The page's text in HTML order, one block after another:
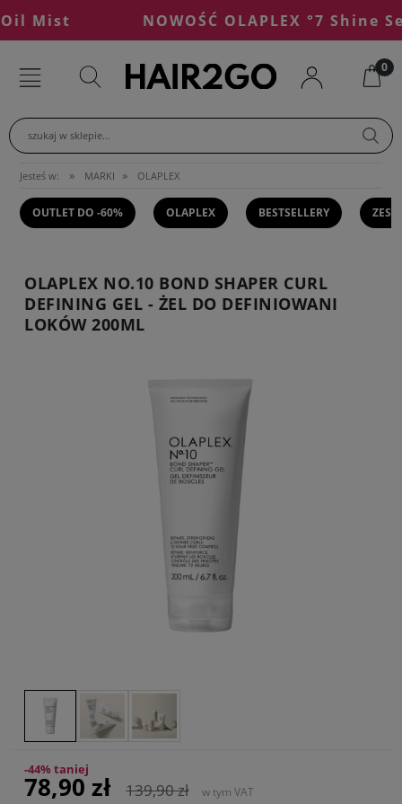
Mist NOWOŚĆ OLAPLEX °7 Shine
szukaj w sklepie...
Jesteś w: » MARKI » OLAPLEX
OUTLET DO -60% OLAPLEX BESTSELLERY
OLAPLEX NO.10 BOND SHAPER CURL
DEFINING GEL - ŻEL DO DEFINIOWANI
LOKÓW 200ML
-44% taniej
78,90 zł 139,90 zł w tym VAT